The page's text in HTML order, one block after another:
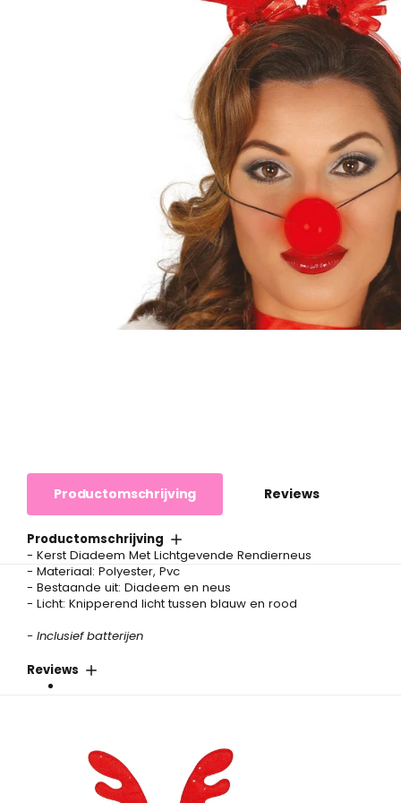
Productomschrijving Reviews
Productomschrijving
- Kerst Diadeem Met Lichtgevende Rendierneus
- Materiaal: Polyester, Pvc
- Bestaande uit: Diadeem en neus
- Licht: Knipperend licht tussen blauw en rood
- Inclusief batterijen
Reviews